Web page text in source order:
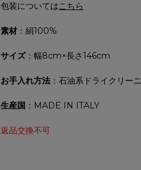
包装についてはこちら
素材：絹100%
サイズ：幅8cm×長さ146cm
お手入れ方法：石油系ドライクリー
生産国 ：MADE IN ITALY
返品交換不可